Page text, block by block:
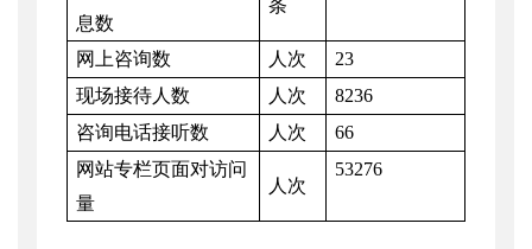
息数
条
网上咨询数 人次
23
现场接待人数
人次
8236
咨询电话接听数
人次
66
网站专栏页面对访问
量
人次
53276